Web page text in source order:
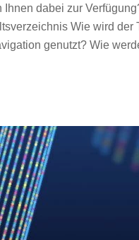
Ihnen dabei zur
Wie wird der
genutzt? Wie